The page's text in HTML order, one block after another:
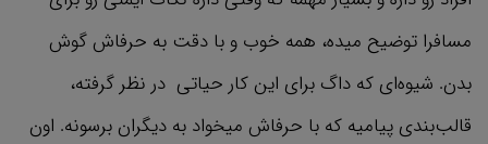
مسافرا توضیح میده، همه خوب و با دقت به حرفاش گوش
بدن. شیوه‌ای که داگ برای این کار حیاتی در نظر گرفته،
قالب‌بندی پیامیه که با حرفاش میخواد به دیگران برسونه. اون